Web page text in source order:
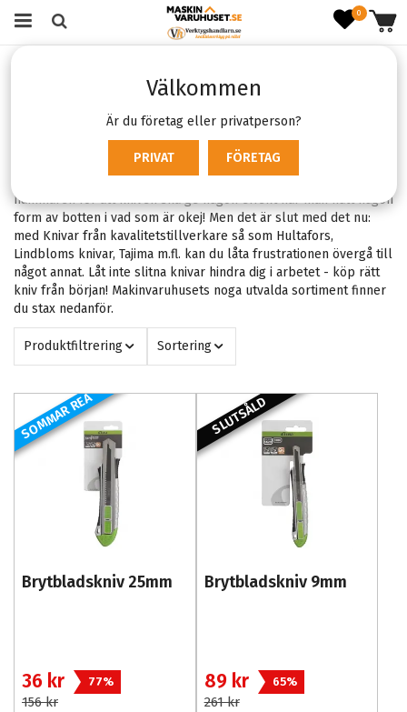
0
Välkommen
Är du företag eller privatperson?
PRIVAT FÖRETAG
Byggknivar & Stämjärn
Vi kan väl alla enas kring att slöa knivar gör arbetet
hammaren för att kniven ska ge någon effekt har man nått någon
form av botten i vad som är okej! Men det är slut med det nu:
med Knivar från kavalitetstillverkare så som Hultafors,
Lindbloms knivar, Tajima m.fl. kan du låta frustrationen övergå till
något annat. Låt inte slitna knivar hindra dig i arbetet - köp rätt
kniv från början! Makinvaruhusets noga utvalda sortiment finner
du stax nedanför.
Produktfiltrering Sortering
SOMMAR REA
Brytbladskniv 25mm
36 kr 77%
156 kr
SLUTSÅLD
Brytbladskniv 9mm
89 kr 65%
261 kr